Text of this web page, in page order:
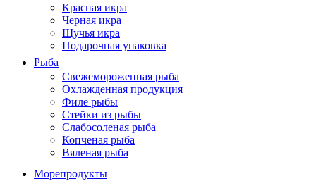
Красная икра
Черная икра
Щучья икра
Подарочная упаковка
Рыба
Свежемороженная рыба
Охлажденная продукция
Филе рыбы
Стейки из рыбы
Слабосоленая рыба
Копченая рыба
Вяленая рыба
Морепродукты